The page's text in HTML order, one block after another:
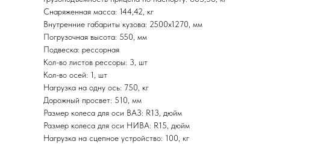
Снаряженная масса: 144,42, кг
Внутренние габариты кузова: 2500х1270, мм
Погрузочная высота: 550, мм
Подвеска: рессорная
Кол-во листов рессоры: 3, шт
Кол-во осей: 1, шт
Нагрузка на одну ось: 750, кг
Дорожный просвет: 510, мм
Размер колеса для оси ВАЗ: R13, дюйм
Размер колеса для оси НИВА: R15, дюйм
Нагрузка на сцепное устройство: 100, кг